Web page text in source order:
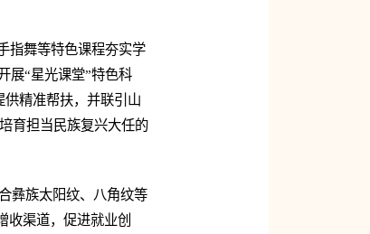
指舞等特色课程夯实学
展“星光课堂”特色科
精准帮扶，并联引山
育担当民族复兴大任的
彝族太阳纹、八角纹等
收渠道，促进就业创